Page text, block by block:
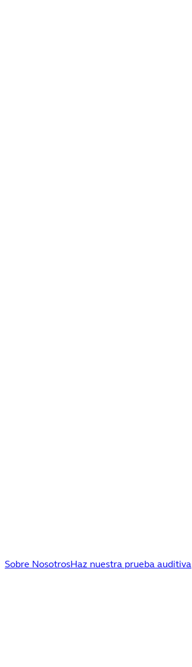
Sobre NosotrosHaz nuestra prueba auditiva